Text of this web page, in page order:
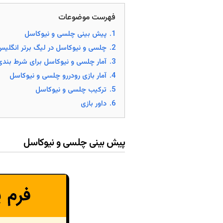
فهرست موضوعات
1. پیش بینی چلسی و نیوکاسل
2. چلسی و نیوکاسل در لیگ برتر
3. آمار چلسی و نیوکاسل برای شرط
4. آمار بازی رودررو چلسی و نیوکاسل
5. ترکیب چلسی و نیوکاسل
6. داور بازی
پیش بینی چلسی و نیوکاسل